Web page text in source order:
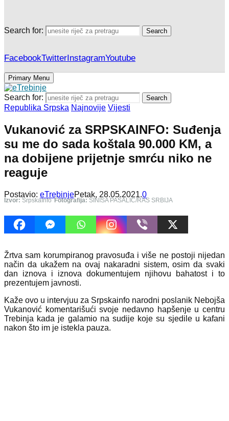
Search for: Search
FacebookTwitterInstagramYoutube
Primary Menu
Search for: Search
Republika Srpska Najnovije Vijesti
Vukanović za SRPSKAINFO: Suđenja
su me do sada koštala 90.000 KM, a
na dobijene prijetnje smrću niko ne
reaguje
Postavio: eTrebinjePetak, 28.05.2021.0
Izvor: SrpskaInfo Fotografija: SINIŠA PAŠALIĆ/RAS SRBIJA
Žrtva sam korumpiranog pravosuđa i više ne postoji nijedan
način da ukažem na ovaj nakaradni sistem, osim da svaki
dan iznova i iznova dokumentujem njihovu bahatost i to
prezentujem javnosti.
Kaže ovo u intervjuu za Srpskainfo narodni poslanik Nebojša
Vukanović komentarišući svoje nedavno hapšenje u centru
Trebinja kada je galamio na sudije koje su sjedile u kafani
nakon što im je istekla pauza.